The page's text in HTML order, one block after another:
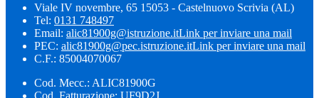
Viale IV novembre, 65 15053 - Castelnuovo Scrivia (AL)
Tel: 0131 748497
Email: alic81900g@istruzione.itLink per inviare una mail
PEC: alic81900g@pec.istruzione.itLink per inviare una mail
C.F.: 85004070067
Cod. Mecc.: ALIC81900G
Cod. Fatturazione: UF9D2J